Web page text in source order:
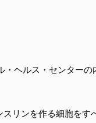
ヘルス・センター
リンを作る細胞を